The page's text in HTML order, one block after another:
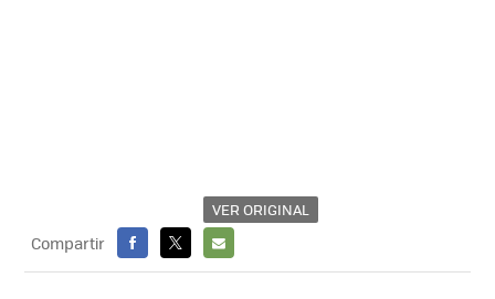
VER ORIGINAL
Compartir
FACEBOOK
X
E-